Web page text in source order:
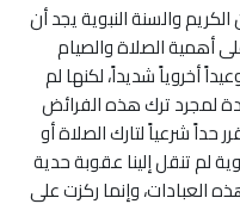
والسنة النبوية يجد أن
أهمية الصلاة والصيام
أخروياً شديداً، لكنها لم
لمجرد ترك هذه الفرائض
حداً شرعياً لتارك الصلاة أو
لم تنقل إلينا عقوبة حدية
العبادات، وإنما ركزت على